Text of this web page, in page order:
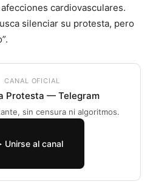
cardiovasculares.
silenciar su protesta, pero
CANAL OFICIAL
Protesta — Telegram
sin censura ni algoritmos.
Unirse al canal